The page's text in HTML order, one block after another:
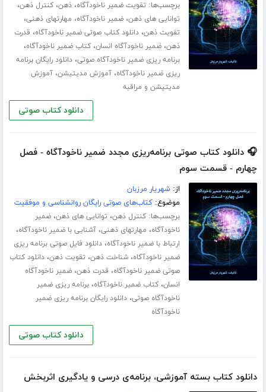
برچسب‌ها: تقویت ضمیر ناخودآگاه،ذهن،کنترل ذهن،
توانایی های ذهن،ضمیر ناخودآگاه، مهارت­های ذهنی،
تقویت ذهن،دانلود کتاب صوتی ضمیر ناخودآگاه، قدرت
ذهن،ضمیر ناخودآگاه انسان،کتاب ضمیر ناخودآگاه،
برنامه ریزی ضمیر ناخودآگاه صوتی،دانلود رایگان برنامه
ریزی ضمیر ناخودآگاه،آموزش مدیتیشن،آموزش
مدیتیشن و مراقبه
دانلود کتاب صوتی
🎧 دانلود کتاب صوتی برنامه‌ریزی مجدد ضمیر ناخودآگاه - فصل
چهارم - قسمت سوم
از:شهریار مرزبان
موضوع:کتاب‌های صوتی رایگان روانشناسی و موفقیت
برچسب‌ها:کنترل ذهن، توانایی های ذهن،ضمیر
ناخودآگاه، مهارت­های ذهنی،آشنایی با ضمیر ناخودآگاه،
ارتباط با ضمیر ناخودآگاه،دانلود فایل صوتی برنامه ریزی
ضمیر ناخودآگاه،شناخت ذهن، تقویت ذهن،دانلود کتاب
صوتی ضمیر ناخودآگاه، قدرت ذهن،ضمیر ناخودآگاه
انسان،کتاب ضمیر ناخودآگاه،برنامه ریزی ضمیر
ناخودآگاه صوتی،دانلود رایگان برنامه ریزی ضمیر
ناخودآگاه
دانلود کتاب صوتی
دانلود کتاب بسته آموزشی، برنامه‌ی درسی و یادگیری اثربخش